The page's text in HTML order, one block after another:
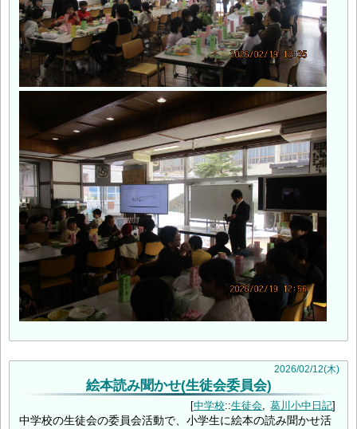
2026/02/12(木)
絵本読み聞かせ(生徒会委員会)
中学校::生徒会 葛川小中日記
中学校の生徒会の委員会活動で、小学生に絵本の読み聞かせ活